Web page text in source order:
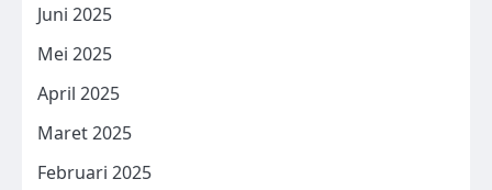
Juni 2025
Mei 2025
April 2025
Maret 2025
Februari 2025